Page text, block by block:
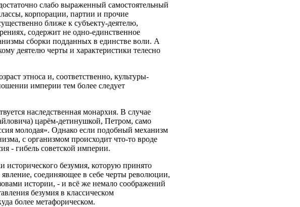
слабо выраженный самостоятельный
корпорации, партии и прочие
ближе к субъекту-деятелю,
содержит не одно-единственное
сборки подданных в единстве воли. А
деятелю черты и характеристики телесно
этноса и, соответственно, культуры-
империи тем более следует
наследственная монархия. В случае
царём-детинушкой, Петром, само
молодая». Однако если подобный механизм
с организмом происходит что‑то вроде
- гибель советской империи.
исторического безумия, которую принято
соединяющее в себе черты революции,
истории, - и всё же немало соображений
безумия в классическом
более метафорическом.